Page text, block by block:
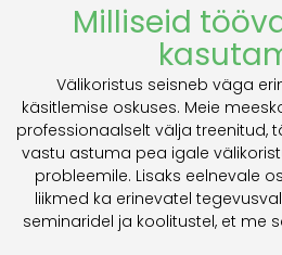
Milliseid
Välikoristus seisneb väga
käsitlemise oskuses. Meie
professionaalselt välja treenitud,
vastu astuma pea igale
probleemile. Lisaks eelnevale
liikmed ka erinevatel
seminaridel ja koolitustel, et me